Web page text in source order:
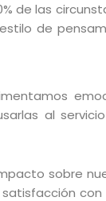
de las
de
al
sobre
con